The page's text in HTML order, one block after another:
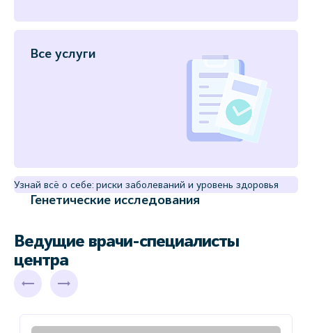
Все услуги
Генетические исследования
Узнай всё о себе: риски заболеваний и уровень здоровья
Ведущие врачи-специалисты
центра